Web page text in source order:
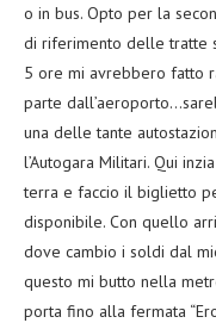
o in bus. Opto per la
di riferimento delle tratte
5 ore mi avrebbero fatto
parte
una delle tante
l’Autogara Militari. Qui
terra e faccio il biglietto
disponibile. Con quello
dove cambio i soldi dal
questo mi butto nella
porta fino alla fermata